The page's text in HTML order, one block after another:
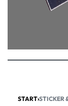
START›STICKER